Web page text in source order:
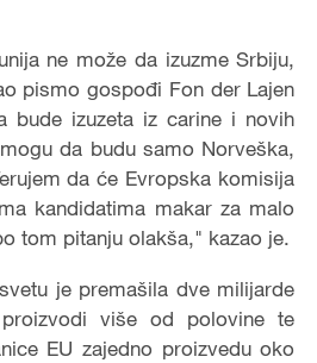
ne može da izuzme Srbiju,
pismo gospođi Fon der Lajen
bude izuzeta iz carine i novih
da budu samo Norveška,
da će Evropska komisija
kandidatima makar za malo
tom pitanju olakša," kazao je.
je premašila dve milijarde
više od polovine te
EU zajedno proizvedu oko